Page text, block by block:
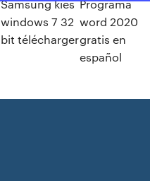
Samsung kies
windows 7 32
bit télécharger
Programa
word 2020
gratis en
español